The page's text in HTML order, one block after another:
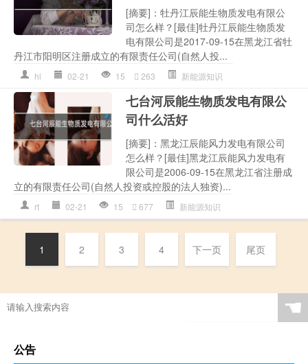
[摘要]：牡丹江辰能生物质发电有限公
司怎么样？[最佳]牡丹江辰能生物质发
电有限公司是2017-09-15在黑龙江省牡
丹江市阳明区注册成立的有限责任公司(自然人投...
hl 02-21 15 263 新能源知识
七台河辰能生物质发电有限公
司什么活好
[摘要]：黑龙江辰能风力发电有限公司
怎么样？[最佳]黑龙江辰能风力发电有
限公司是2006-09-15在黑龙江省注册成
立的有限责任公司(自然人投资或控股的法人独资)...
rt 02-21 15 677 新能源知识
1 2 3 4 下一页 尾页
☚
公告